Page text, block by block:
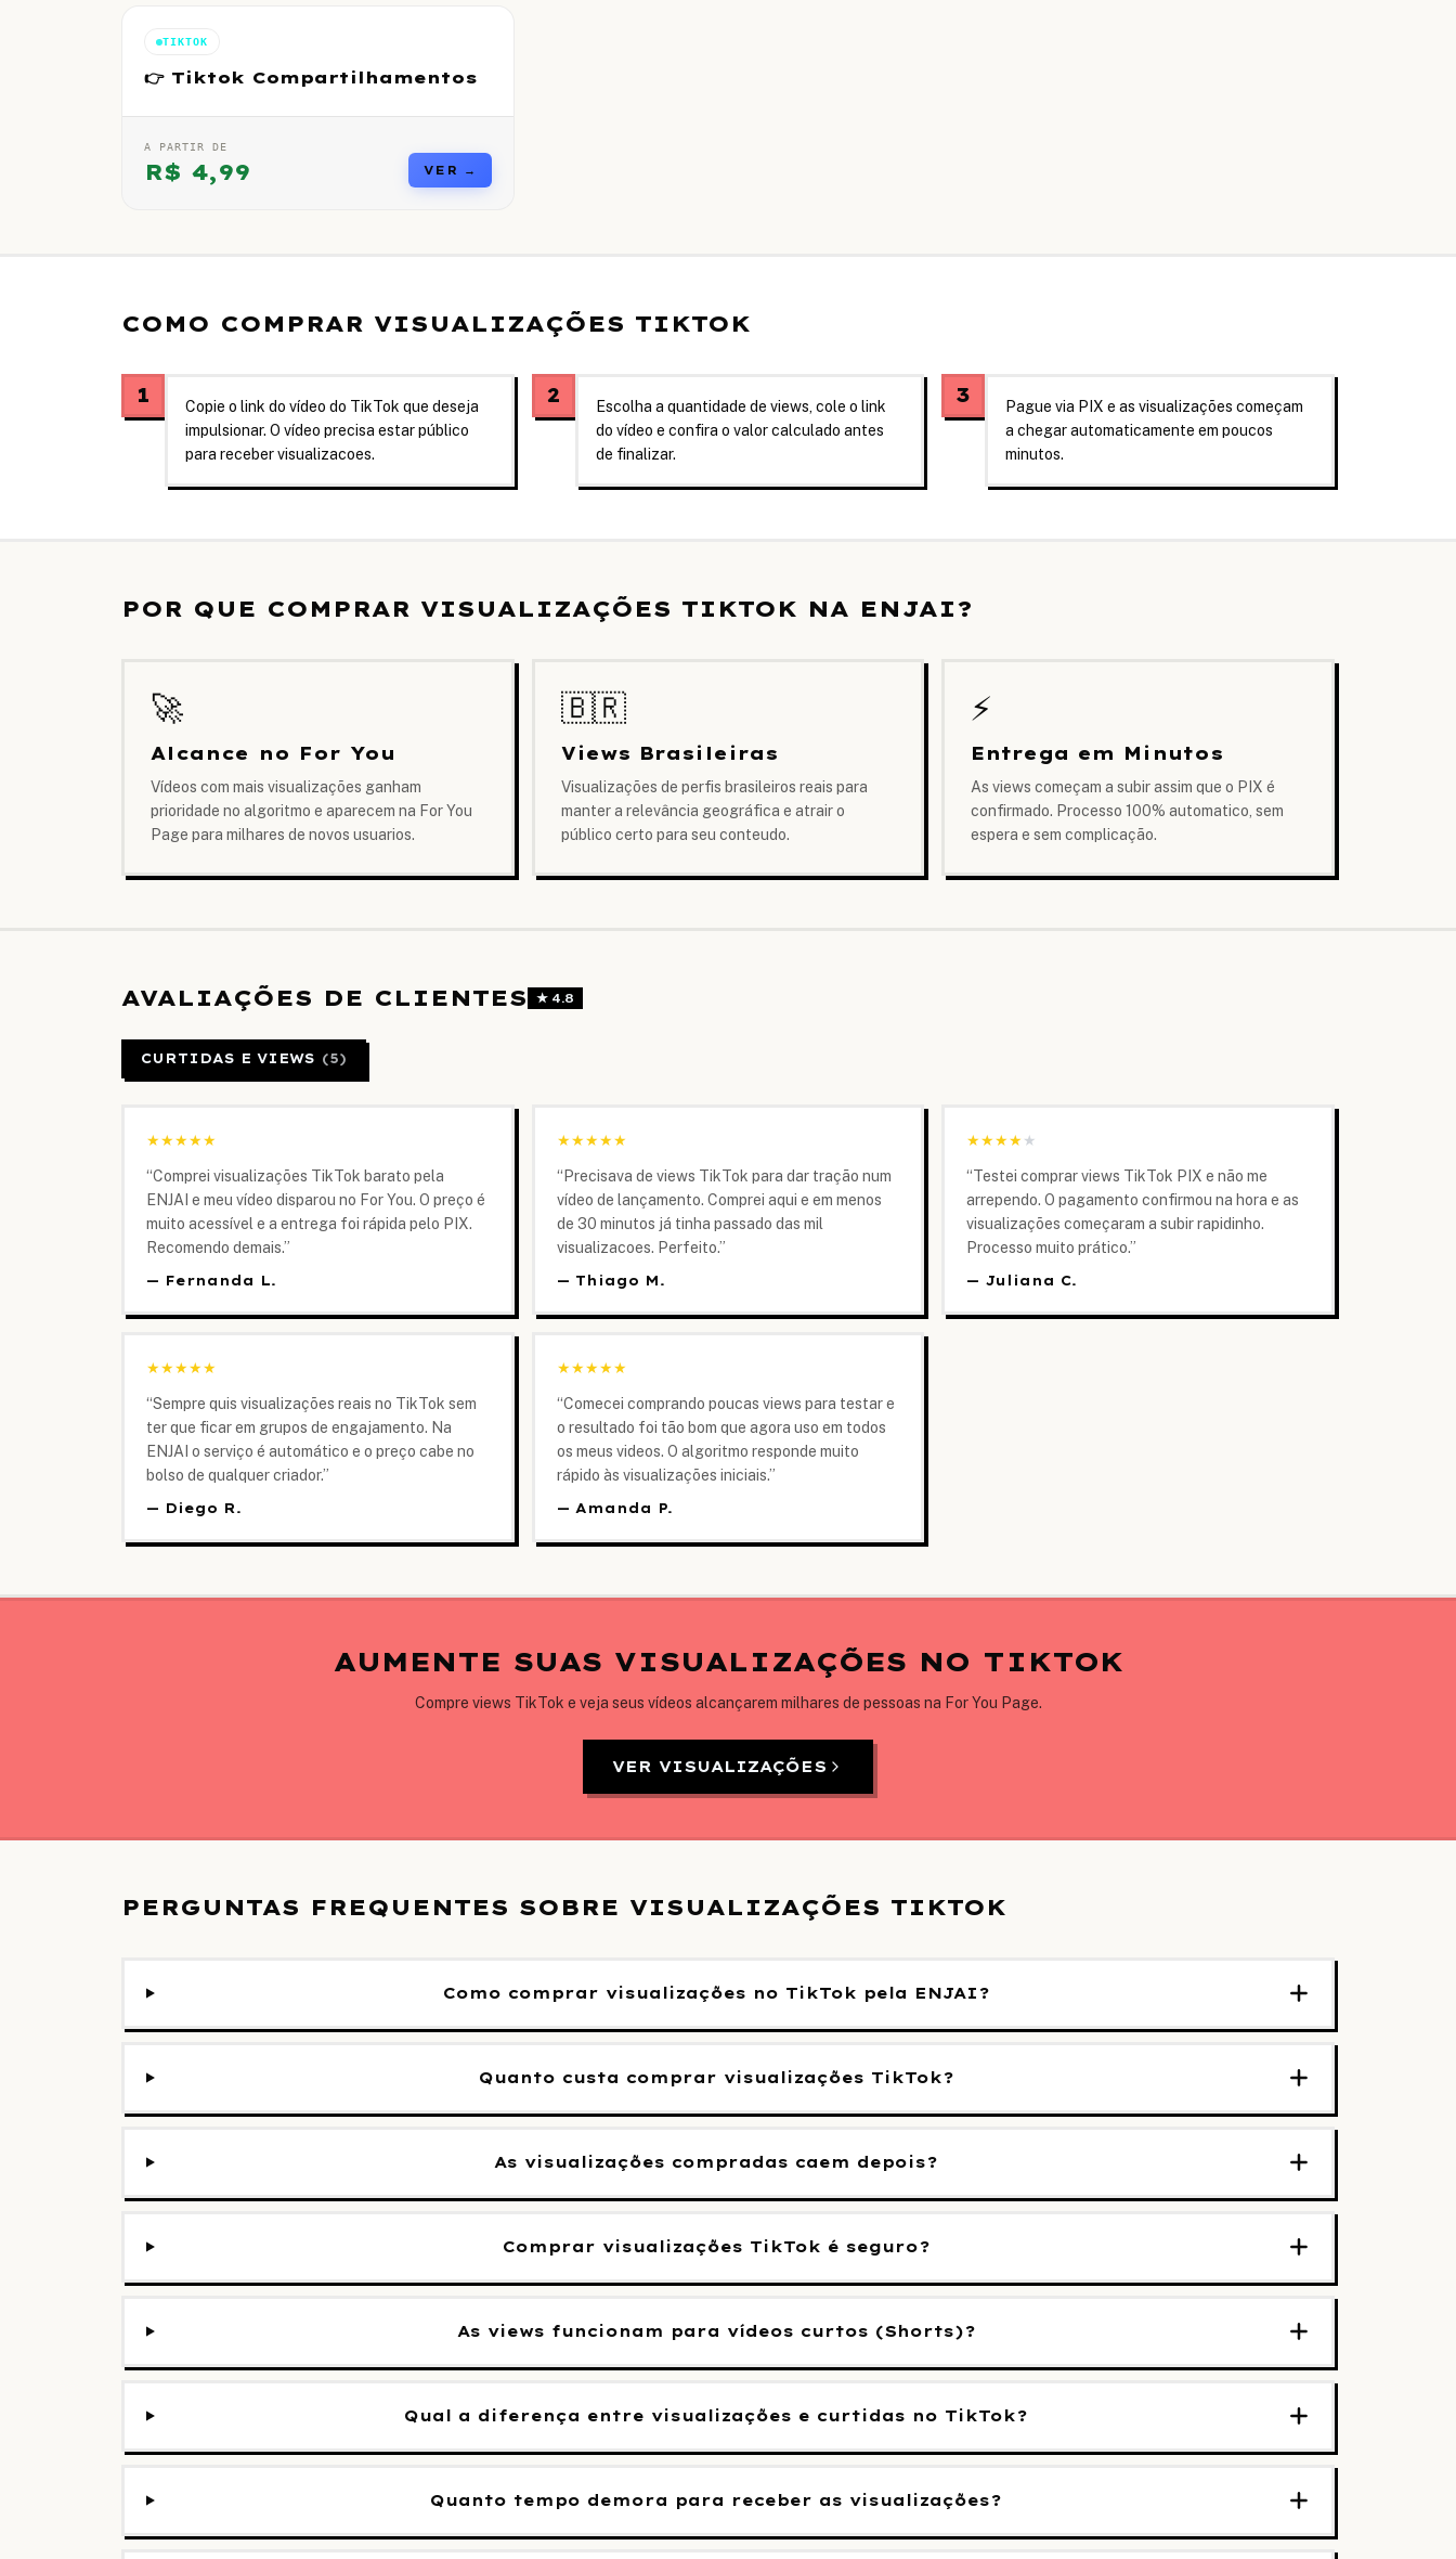
TIKTOK
👉 Tiktok Compartilhamentos
A PARTIR DE
R$ 4,99 VER →
COMO COMPRAR VISUALIZAÇÕES TIKTOK
1
Copie o link do vídeo do TikTok que deseja
impulsionar. O vídeo precisa estar público
para receber visualizacoes.
2
Escolha a quantidade de views, cole o link
do vídeo e confira o valor calculado antes
de finalizar.
3
Pague via PIX e as visualizações começam
a chegar automaticamente em poucos
minutos.
POR QUE COMPRAR VISUALIZAÇÕES TIKTOK NA ENJAI?
🚀
Alcance no For You
Vídeos com mais visualizações ganham
prioridade no algoritmo e aparecem na For You
Page para milhares de novos usuarios.
🇧🇷
Views Brasileiras
Visualizações de perfis brasileiros reais para
manter a relevância geográfica e atrair o
público certo para seu conteudo.
⚡
Entrega em Minutos
As views começam a subir assim que o PIX é
confirmado. Processo 100% automatico, sem
espera e sem complicação.
AVALIAÇÕES DE CLIENTES ★ 4.8
CURTIDAS E VIEWS (5)
★★★★★
“Comprei visualizações TikTok barato pela
ENJAI e meu vídeo disparou no For You. O preço é
muito acessível e a entrega foi rápida pelo PIX.
Recomendo demais.”
— Fernanda L.
★★★★★
“ Precisava de views TikTok para dar tração num
vídeo de lançamento. Comprei aqui e em menos
de 30 minutos já tinha passado das mil
visualizacoes. Perfeito.”
— Thiago M.
★★★★★
“Testei comprar views TikTok PIX e não me
arrependo. O pagamento confirmou na hora e as
visualizações começaram a subir rapidinho.
Processo muito prático.”
— Juliana C.
★★★★★
“Sempre quis visualizações reais no TikTok sem
ter que ficar em grupos de engajamento. Na
ENJAI o serviço é automático e o preço cabe no
bolso de qualquer criador.”
— Diego R.
★★★★★
“Comecei comprando poucas views para testar e
o resultado foi tão bom que agora uso em todos
os meus videos. O algoritmo responde muito
rápido às visualizações iniciais.”
— Amanda P.
AUMENTE SUAS VISUALIZAÇÕES NO TIKTOK
Compre views TikTok e veja seus vídeos alcançarem milhares de pessoas na For You Page.
VER VISUALIZAÇÕES
PERGUNTAS FREQUENTES SOBRE VISUALIZAÇÕES TIKTOK
Como comprar visualizações no TikTok pela ENJAI?
Quanto custa comprar visualizações TikTok?
As visualizações compradas caem depois?
Comprar visualizações TikTok é seguro?
As views funcionam para vídeos curtos (Shorts)?
Qual a diferença entre visualizações e curtidas no TikTok?
Quanto tempo demora para receber as visualizações?